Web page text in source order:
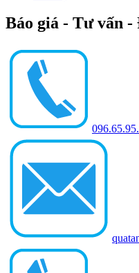
Báo giá - Tư vấn -